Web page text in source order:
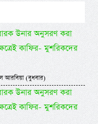
উনার অনুসরণ করা
কাফির- মুশরিকদের
(বুধবার)
উনার অনুসরণ করা
কাফির- মুশরিকদের